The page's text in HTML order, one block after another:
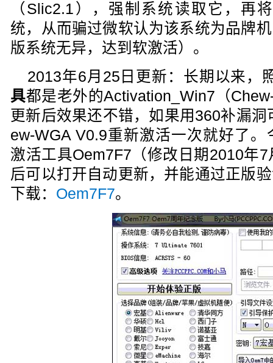
（Slic2.1），强制系统读取它，再
统，从而骗过微软认为该系统为品牌
版系统无异，达到软激活）。
2013年6月25日更新：长期以来，
具都是老外的Activation_Win7（
更新后效果还不错，如果用360补漏
ew-WGA V0.9重新激活一次就好了
激活工具Oem7F7（修改日期2010年
后可以打开自动更新，并能通过正版
下载： Oem7F7。